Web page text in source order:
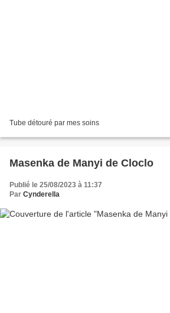
Tube détouré par mes soins
Masenka de Manyi de Cloclo
Publié le 25/08/2023 à 11:37
Par Cynderella